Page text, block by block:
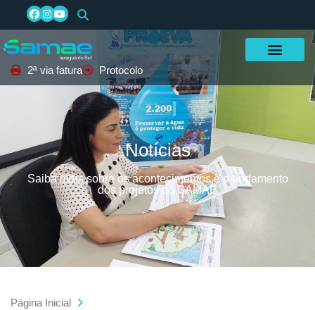
2ª via fatura Protocolo
Notícias
Saiba mais sobre os acontecimentos e o andamento
dos projetos do SAMAE
Página Inicial